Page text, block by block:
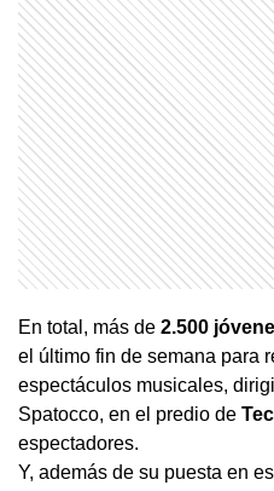
En total, más de 2.500
el último fin de semana para
espectáculos musicales,
Spatocco, en el predio de
espectadores.
Y, además de su puesta en